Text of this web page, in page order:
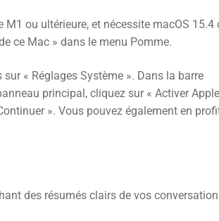
ou ultérieure, et nécessite macOS 15.4
ce Mac » dans le menu Pomme.
« Réglages Système ». Dans la barre
principal, cliquez sur « Activer
». Vous pouvez également en
des résumés clairs de vos